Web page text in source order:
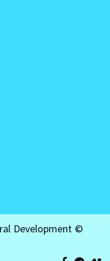
Development ©